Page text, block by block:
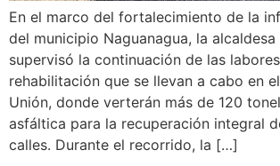
En el marco del fortalecimiento de la
del municipio Naguanagua, la
supervisó la continuación de las
rehabilitación que se llevan a cabo en
Unión, donde verterán más de 120
asfáltica para la recuperación integral
calles. Durante el recorrido, la […]